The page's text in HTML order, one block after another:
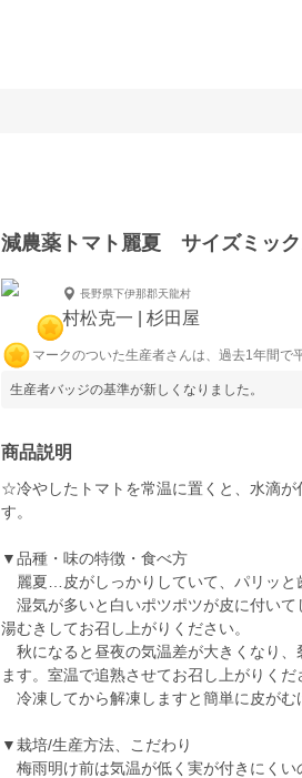
減農薬トマト麗夏 サイズミッ
長野県下伊那郡天龍村
村松克一 | 杉田屋
マークのついた生産者さんは、過去1年間で
生産者バッジの基準が新しくなりました。
商品説明
☆冷やしたトマトを常温に置くと、水滴が
す。
▼品種・味の特徴・食べ方
麗夏…皮がしっかりしていて、パリッと
湿気が多いと白いポツポツが皮に付いて
湯むきしてお召し上がりください。
秋になると昼夜の気温差が大きくなり、
ます。室温で追熟させてお召し上がりくだ
冷凍してから解凍しますと簡単に皮がむ
▼栽培/生産方法、こだわり
梅雨明け前は気温が低く実が付きにく